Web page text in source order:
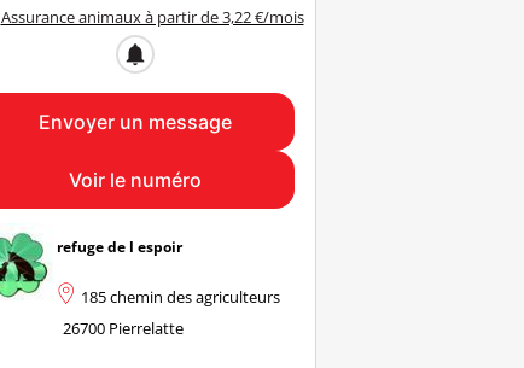
Assurance animaux à partir de 3,22 €/mois
notifications
Envoyer un message
Voir le numéro
refuge de l espoir
185 chemin des agriculteurs
26700 Pierrelatte